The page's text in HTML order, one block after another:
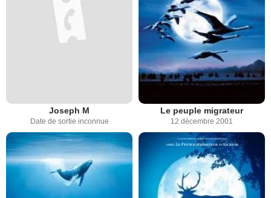
Joseph M
Date de sortie inconnue
Le peuple migrateur
12 décembre 2001